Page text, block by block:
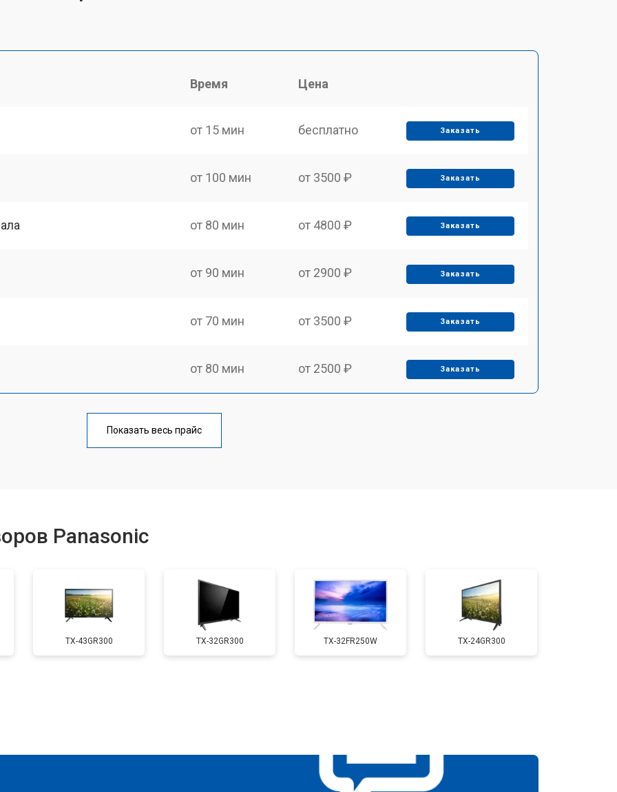
Время Цена
от 15 мин бесплатно Заказать
от 100 мин от 3500 ₽ Заказать
от 80 мин от 4800 ₽ Заказать
от 90 мин от 2900 ₽ Заказать
от 70 мин от 3500 ₽ Заказать
от 80 мин от 2500 ₽ Заказать
от 60 мин
от 60 мин от 2600 ₽ Заказать
от 80 мин от 5200 ₽ Заказать
Показать весь прайс
Panasonic
TX-43GR300 TX-32GR300 TX-32FR250W TX-24GR300